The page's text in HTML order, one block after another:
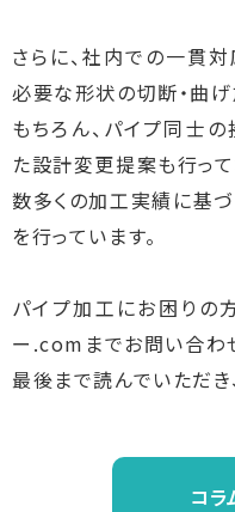
さらに、社内での一貫
必要な形状の切断・曲
もちろん、パイプ同士
た設計変更提案も行って
数多くの加工実績に基
を行っています。
パイプ加工にお困りの
ー.comまでお問い合わ
最後まで読んでいただき
コラ